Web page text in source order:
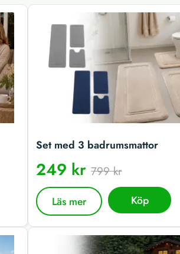
Set med 3 badrumsmattor
249 kr799 kr
Läs mer Köp